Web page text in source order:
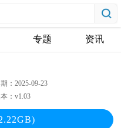
专题 资讯
期：2025-09-23
本：v1.03